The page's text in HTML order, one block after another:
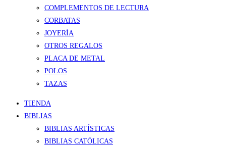
COMPLEMENTOS DE LECTURA
CORBATAS
JOYERÍA
OTROS REGALOS
PLACA DE METAL
POLOS
TAZAS
TIENDA
BIBLIAS
BIBLIAS ARTÍSTICAS
BIBLIAS CATÓLICAS